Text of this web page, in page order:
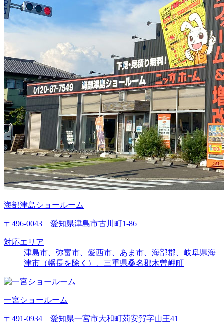
海部津島ショールーム
〒496-0043 愛知県津島市古川町1-86
対応エリア
津島市、弥富市、愛西市、あま市、海部郡、岐阜県海
津市（幡長を除く）、三重県桑名郡木曽岬町
一宮ショールーム
〒491-0934 愛知県一宮市大和町苅安賀字山王41